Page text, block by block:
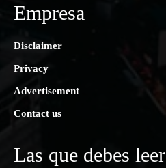
Empresa
Disclaimer
Privacy
Advertisement
Contact us
Las que debes leer